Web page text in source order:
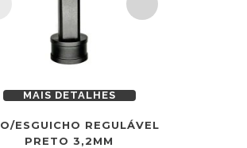
MAIS DETALHES
ESGUICHO REGULÁVEL
PRETO 3,2MM